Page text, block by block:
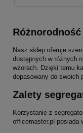
Nasz sklep oferuje
dostępnych w różnych
wzorach. Dzięki temu
dopasowany do swoich
Zalety
Korzystanie z
officemaster.pl posiada